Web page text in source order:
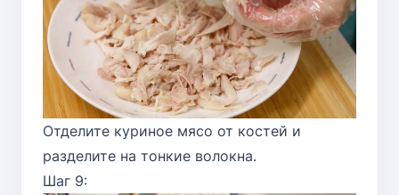
Отделите куриное мясо от костей и
разделите на тонкие волокна.
Шаг 9: